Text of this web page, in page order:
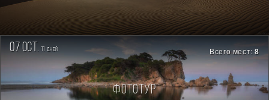
07 oct. 11 дней Всего мест:8
Фототур